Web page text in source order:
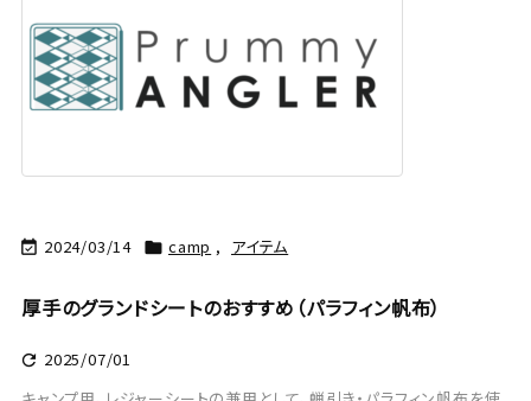
 2024/03/14  camp , アイテム
厚手のグランドシートのおすすめ（パラフィン帆布）
 2025/07/01